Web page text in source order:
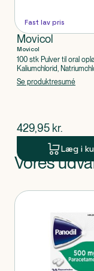
Fast lav pris
Movicol
Movicol
100 stk Pulver til oral
enkeltdosisbeholder
Kaliumchlorid,
Se produktresumé
$nuværende pris
429,95 kr.
Læg i
Produkt 1 af 0
Vores
Produkter